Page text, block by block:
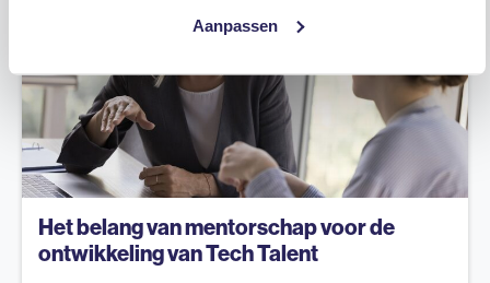
Aanpassen
Het belang van mentorschap voor de
ontwikkeling van Tech Talent